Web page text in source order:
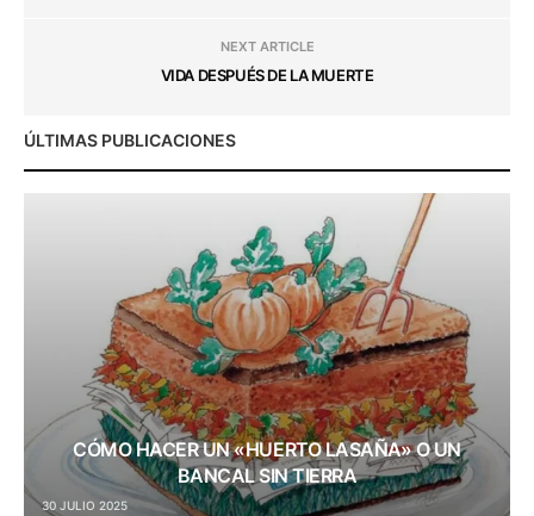
NEXT ARTICLE
VIDA DESPUÉS DE LA MUERTE
ÚLTIMAS PUBLICACIONES
CÓMO HACER UN «HUERTO LASAÑA» O UN
BANCAL SIN TIERRA
30 JULIO 2025